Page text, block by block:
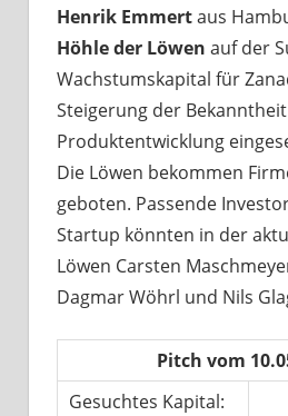
Henrik Emmertaus
Höhle der Löwen auf der
Wachstumskapital für
Steigerung der
Produktentwicklung
Die Löwen bekommen
geboten. Passende
Startup könnten in der
Löwen Carsten
Dagmar Wöhrl und Nils
Pitch vom
Gesuchtes Kapital: